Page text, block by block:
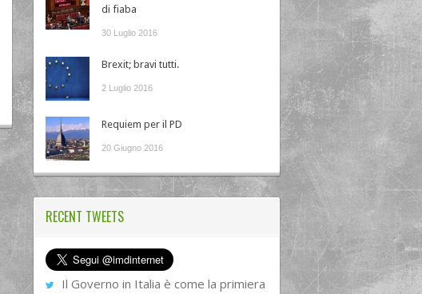
di fiaba
30 Luglio 2016
Brexit; bravi tutti.
2 Luglio 2016
Requiem per il PD
20 Giugno 2016
RECENT TWEETS
Il Governo in Italia è come la primiera